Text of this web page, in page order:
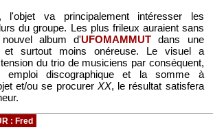
l'objet va principalement intéresser les
du groupe. Les plus frileux auraient sans
album d'UFOMAMMUT dans une
et surtout moins onéreuse. Le visuel a
du trio de musiciens par conséquent,
emploi discographique et la somme à
et/ou se procurer XX, le résultat satisfera
: Fred